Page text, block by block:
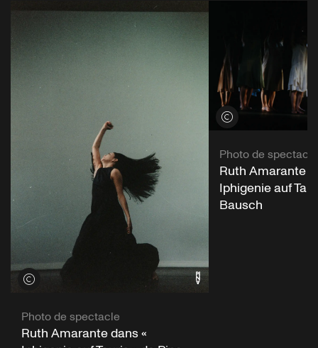
Voir les crédits
Photo de spectacle
Ruth Amarante dans «
Voir les crédits
Photo de spectacle
Ruth Amarante
Iphigenie auf
Bausch